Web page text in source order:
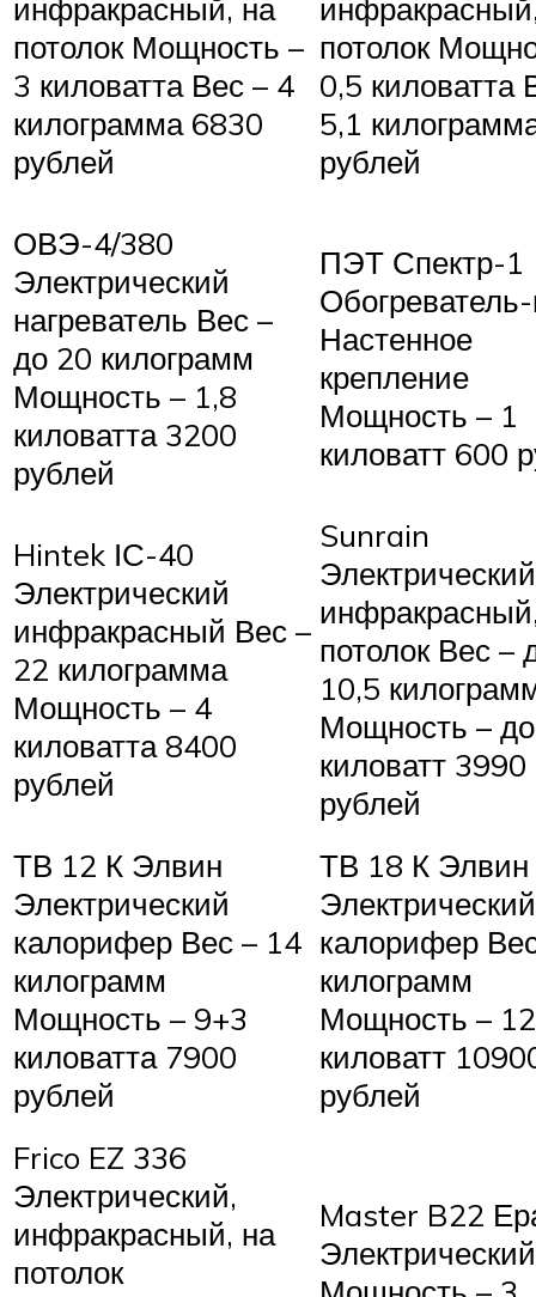
инфракрасный, на
потолок Мощность –
3 киловатта Вес – 4
килограмма 6830
рублей
потолок
0,5 киловатта
5,1
рублей
ОВЭ-4/380
Электрический
нагреватель Вес –
до 20 килограмм
Мощность – 1,8
киловатта 3200
рублей
ПЭТ Спектр-1
Настенное
крепление
Мощность – 1
киловатт 600
Hintek ІС-40
Электрический
инфракрасный Вес –
22 килограмма
Мощность – 4
киловатта 8400
рублей
Sunrain
потолок Вес –
10,5
Мощность –
киловатт 3990
рублей
ТВ 12 К Элвин
Электрический
калорифер Вес – 14
килограмм
Мощность – 9+3
киловатта 7900
рублей
ТВ 18 К Элвин
Электрический
калорифер
килограмм
Мощность –
киловатт
рублей
Frico EZ 336
Электрический,
инфракрасный, на
потолок
Master B22
Электрический